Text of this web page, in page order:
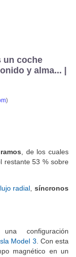
un coche
y alma... |
)
, de los cuales
restante 53 % sobre
radial ,síncronos
configuración
Model 3. Con esta
magnético en un